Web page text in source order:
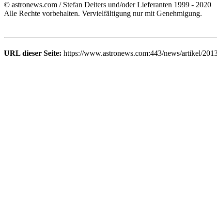
© astronews.com / Stefan Deiters und/oder Lieferanten 1999 - 2020
Alle Rechte vorbehalten. Vervielfältigung nur mit Genehmigung.
URL dieser Seite: https://www.astronews.com:443/news/artikel/